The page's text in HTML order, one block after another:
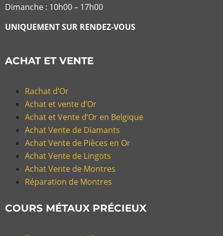
Dimanche : 10h00 – 17h00
UNIQUEMENT SUR RENDEZ-VOUS
ACHAT ET VENTE
Rachat d’Or
Achat et vente d’Or
Achat et Vente d’Or en Belgique
Achat Vente de Diamants
Achat Vente de Pièces en Or
Achat Vente de Lingots
Achat Vente de Montres
Réparation de Montres
COURS MÉTAUX PRÉCIEUX